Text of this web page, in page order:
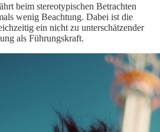
beim stereotypischen Betrachten
wenig Beachtung. Dabei ist die
ein nicht zu unterschätzender
als Führungskraft.